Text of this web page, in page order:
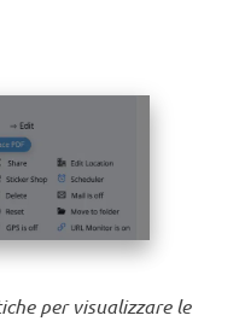
per visualizzare le